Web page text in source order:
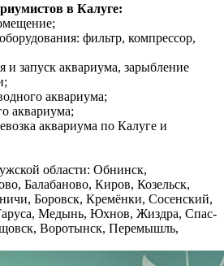
в Калуге:
фильтр, компрессор,
и запуск аквариума, зарыбление
аквариума;
аквариума;
аквариума по Калуге и
области: Обнинск,
Балабаново, Киров, Козельск,
Боровск, Кремёнки, Сосенский,
Медынь, Юхнов, Жиздра, Спас-
Воротынск, Перемышль,